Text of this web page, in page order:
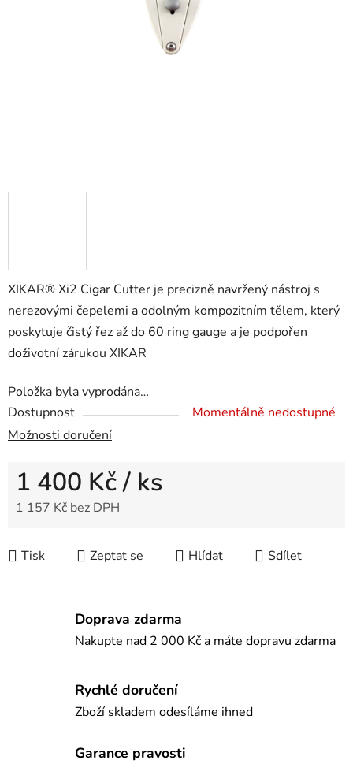
XIKAR® Xi2 Cigar Cutter je precizně navržený nástroj s
nerezovými čepelemi a odolným kompozitním tělem, který
poskytuje čistý řez až do 60 ring gauge a je podpořen
doživotní zárukou XIKAR
Položka byla vyprodána…
Dostupnost
Momentálně nedostupné
Možnosti doručení
1 400 Kč/ ks
1 157 Kč bez DPH
Tisk
Zeptat se Hlídat Sdílet
Doprava zdarma
Nakupte nad 2 000 Kč a máte dopravu zdarma
Rychlé doručení
Zboží skladem odesíláme ihned
Garance pravosti